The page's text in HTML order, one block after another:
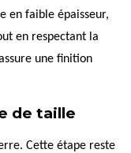
en faible épaisseur,
en respectant la
une finition
de taille
Cette étape reste